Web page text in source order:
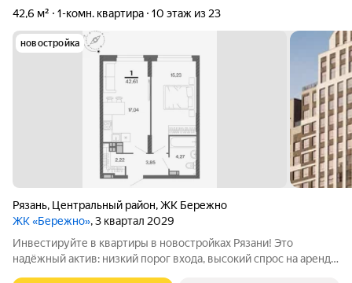
42,6 м²
1-комн. квартира 10 этаж из 23
новостройка
Рязань, Центральный район,ЖК Бережно
ЖК «Бережно», 3 квартал 2029
Инвестируйте в квартиры в новостройках Рязани! Это
надёжный актив: низкий порог входа, высокий спрос на аренду